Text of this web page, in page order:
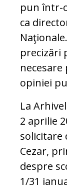
pun într-
ca
precizări
opiniei
La
2 aprilie
solicitare
Cezar,
despre
1/31